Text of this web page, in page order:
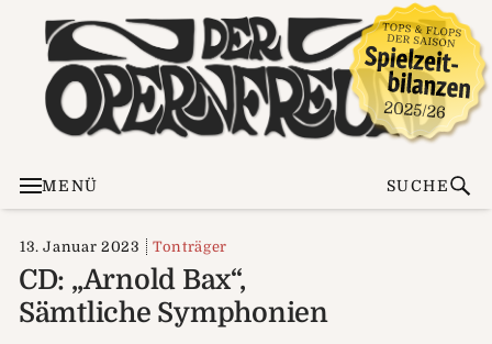
MENÜ SUCHE
13. Januar 2023 Tonträger
CD: „Arnold Bax“,
Sämtliche Symphonien